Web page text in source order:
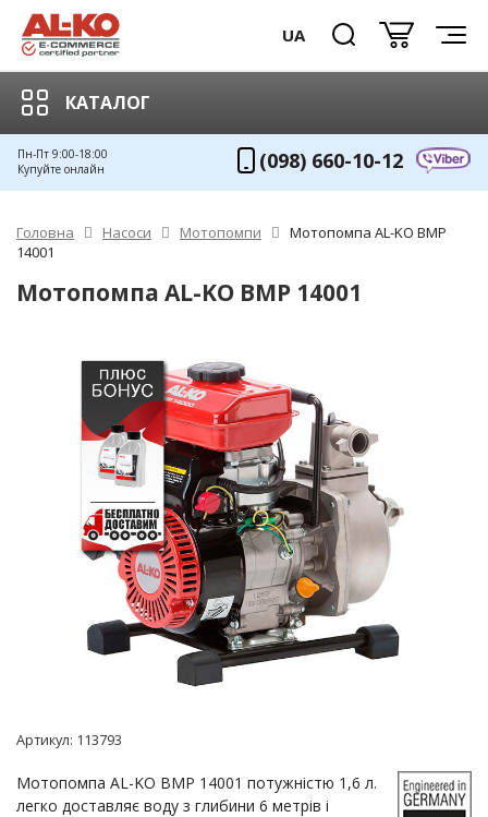
UA
КАТАЛОГ
Пн-Пт 9:00-18:00
Купуйте онлайн
(098) 660-10-12
Головна Насоси Мотопомпи
Мотопомпа AL-KO BMP
14001
Мотопомпа AL-KO BMP 14001
Артикул: 113793
Мотопомпа AL-KO BMP 14001 потужністю 1,6 л.
легко доставляє воду з глибини 6 метрів і